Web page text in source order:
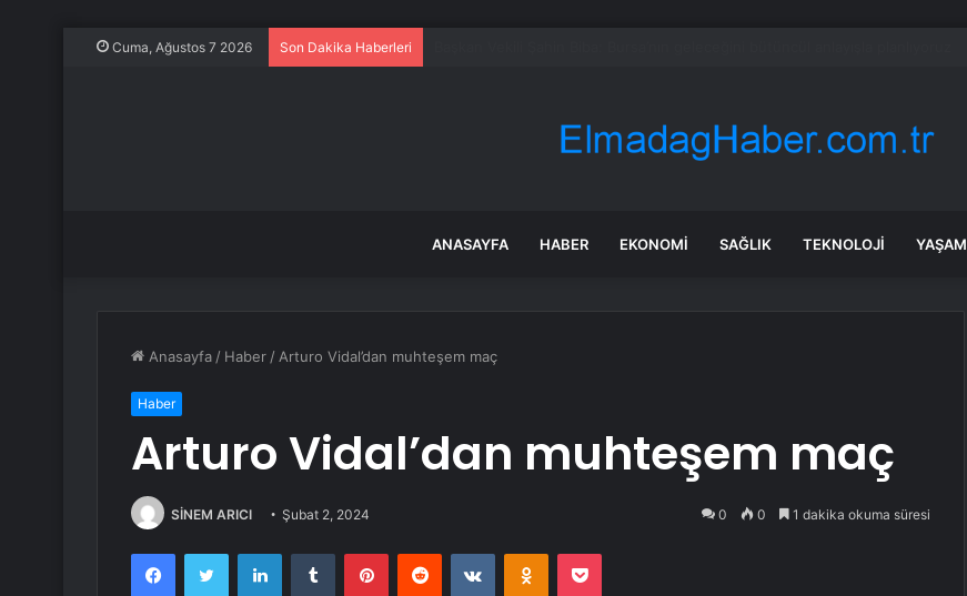
Cuma, Ağustos 7 2026 Son Dakika Haberleri
ANASAYFA HABER EKONOMI SAĞLIK TEKNOLOJI YAŞAM
Anasayfa / Haber / Arturo Vidal’dan muhteşem maç
Haber
Arturo Vidal’dan muhteşem maç
SİNEM ARICI Şubat 2, 2024 0 0 1 dakika okuma süresi
FacebookTwitter LinkedInTumblr PinterestReddit VKontakteOdnoklassniki
Pocket